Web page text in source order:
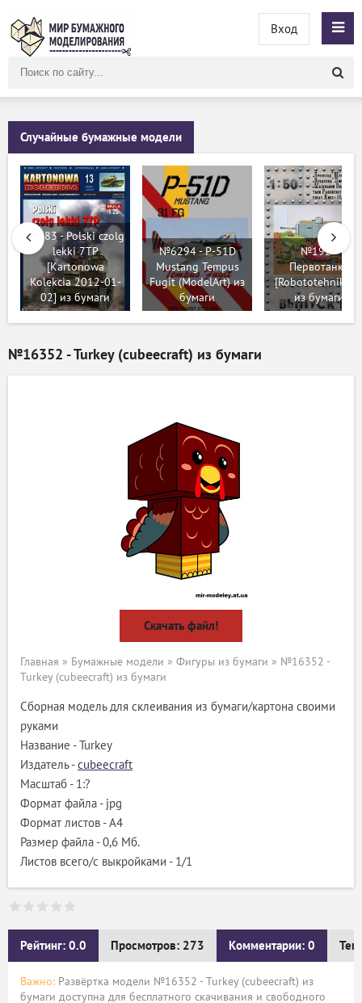
сайту
Вход
Случайные бумажные модели
№483 - Polski czolg
lekki 7TP
[Kartonowa
Kolekcia 2012-01-
02] из бумаги
№6294 - P-51D
Mustang Tempus
Fugit (ModelArt) из
бумаги
№192 -
Первотанки
[Robototehnik
из бумаги
№16352 - Turkey (cubeecraft) из бумаги
Скачать файл!
Главная » Бумажные модели » Фигуры из бумаги » №16352 -
Turkey (cubeecraft) из бумаги
Сборная модель для склеивания из бумаги/картона своими
руками
Название - Turkey
Издатель -cubeecraft
Масштаб - 1:?
Формат файла - jpg
Формат листов - A4
Размер файла - 0,6 Мб.
Листов всего/с выкройками - 1/1
Рейтинг: 0.0 Просмотров: 273 Комментарии: 0
Важно: Развёртка модели №16352 - Turkey (cubeecraft) из
бумаги доступна для бесплатного скачивания и свободного